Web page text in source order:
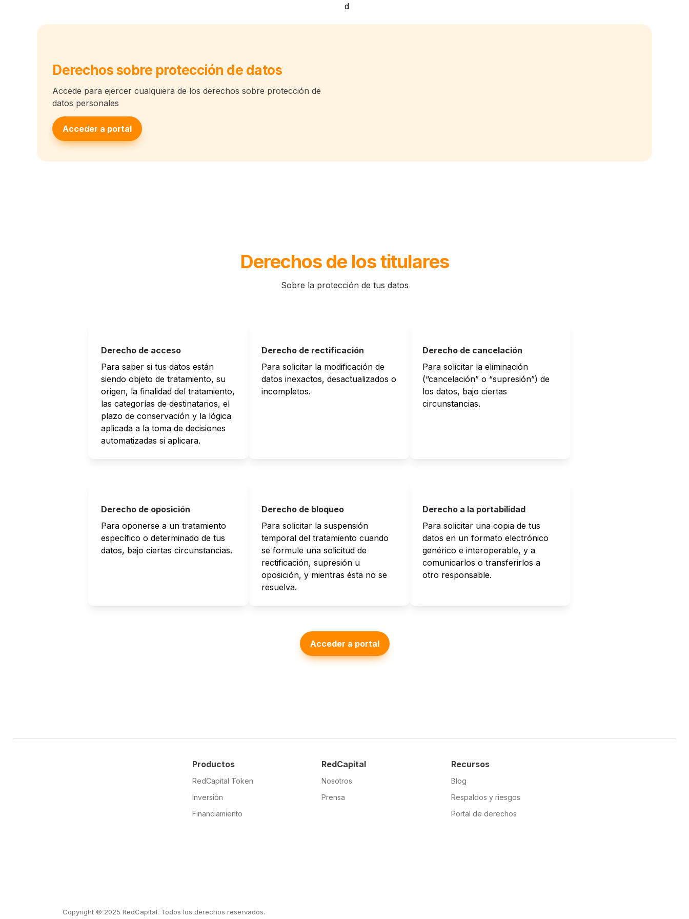
Derechos sobre protección de datos
Accede para ejercer cualquiera de los derechos sobre protección de
datos personales
Acceder a portal
Derechos de los titulares
Sobre la protección de tus datos
Derecho de acceso
Para saber si tus datos están
siendo objeto de tratamiento, su
origen, la finalidad del tratamiento,
las categorías de destinatarios, el
plazo de conservación y la lógica
aplicada a la toma de decisiones
automatizadas si aplicara.
Derecho de rectificación
Para solicitar la modificación de
datos inexactos, desactualizados o
incompletos.
Derecho de cancelación
Para solicitar la eliminación
(“cancelación” o “supresión”) de
los datos, bajo ciertas
circunstancias.
Derecho de oposición
Para oponerse a un tratamiento
específico o determinado de tus
datos, bajo ciertas circunstancias.
Derecho de bloqueo
Para solicitar la suspensión
temporal del tratamiento cuando
se formule una solicitud de
rectificación, supresión u
oposición, y mientras ésta no se
resuelva.
Derecho a la portabilidad
Para solicitar una copia de tus
datos en un formato electrónico
genérico e interoperable, y a
comunicarlos o transferirlos a
otro responsable.
Acceder a portal
Productos
RedCapital Token
Inversión
Financiamiento
RedCapital
Nosotros
Prensa
Recursos
Blog
Respaldos y riesgos
Portal de derechos
Copyright © 2025 RedCapital. Todos los derechos reservados.